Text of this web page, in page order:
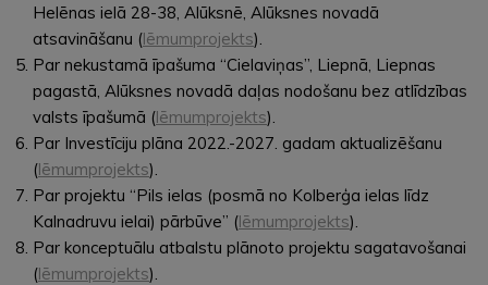
Helēnas ielā 28-38, Alūksnē, Alūksnes novadā
atsavināšanu (lēmumprojekts).
Par nekustamā īpašuma “Cielaviņas”, Liepnā, Liepnas
pagastā, Alūksnes novadā daļas nodošanu bez atlīdzības
valsts īpašumā (lēmumprojekts).
Par Investīciju plāna 2022.-2027. gadam aktualizēšanu
(lēmumprojekts).
Par projektu “Pils ielas (posmā no Kolberģa ielas līdz
Kalnadruvu ielai) pārbūve” (lēmumprojekts).
Par konceptuālu atbalstu plānoto projektu sagatavošanai
(lēmumprojekts).